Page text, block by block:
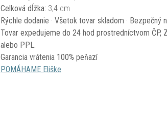
Celková dĺžka: 3,4 cm
Rýchle dodanie · Všetok tovar skladom · Bezpečný
Tovar expedujeme do 24 hod prostredníctvom ČP,
alebo PPL.
Garancia vrátenia 100% peňazí
POMÁHAME Eliške